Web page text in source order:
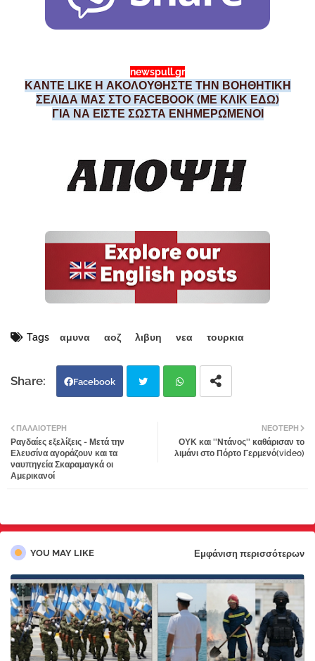
newspull.gr
ΚΑΝΤΕ LIKE Η ΑΚΟΛΟΥΘΗΣΤΕ ΤΗΝ ΒΟΗΘΗΤΙΚΗ
ΣΕΛΙΔΑ ΜΑΣ ΣΤΟ FACEBOOK (ΜΕ ΚΛΙΚ ΕΔΩ)
ΓΙΑ ΝΑ ΕΙΣΤΕ ΣΩΣΤΑ ΕΝΗΜΕΡΩΜΕΝΟΙ
Tags αμυνα αοζ λιβυη νεα τουρκια
Facebook
atsa
ΝΕΌΤΕΡΗ
ΟΥΚ και ''Ντάνος'' καθάρισαν το
λιμάνι στο Πόρτο Γερμενό(video)
ΠΑΛΑΙΌΤΕΡΗ
Ραγδαίες εξελίξεις - Μετά την
Ελευσίνα αγοράζουν και τα
ναυπηγεία Σκαραμαγκά οι
Αμερικανοί
YOU MAY LIKE Εμφάνιση περισσότερων